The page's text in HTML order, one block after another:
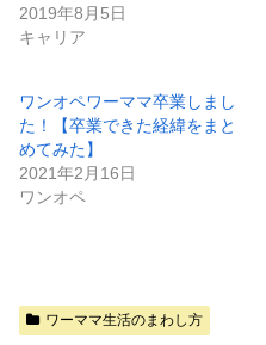
2019年8月5日
キャリア
ワンオペワーママ卒業しまし
た！【卒業できた経緯をまと
めてみた】
2021年2月16日
ワンオペ
ワーママ生活のまわし方